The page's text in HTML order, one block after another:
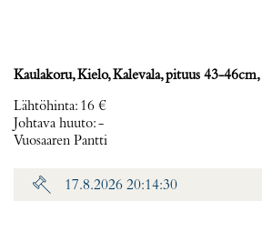
Kaulakoru, Kielo, Kalevala, pituus 43-46cm,
Lähtöhinta: 16 €
Johtava huuto:-
Vuosaaren Pantti
17.8.2026 20:14:30